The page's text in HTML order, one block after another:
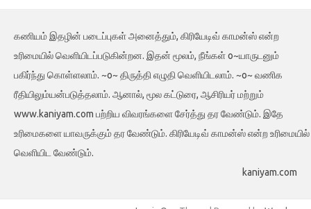
கணியம் இதழின் படைப்புகள் அனைத்தும், கிரியேடிவ் காமன்ஸ் என்ற
உரிமையில் வெளியிடப்படுகின்றன. இதன் மூலம், நீங்கள் o~யாருடனும்
பகிர்ந்து கொள்ளலாம். ~o~ திருத்தி எழுதி வெளியிடலாம். ~o~ வணிக
ரீதியிலும்யன்படுத்தலாம். ஆனால், மூல கட்டுரை, ஆசிரியர் மற்றும்
www.kaniyam.com பற்றிய விவரங்களை சேர்த்து தர வேண்டும். இதே
உரிமைகளை யாவருக்கும் தர வேண்டும். கிரியேடிவ் காமன்ஸ் என்ற உரிமையில்
வெளியிட வேண்டும்.
kaniyam.com